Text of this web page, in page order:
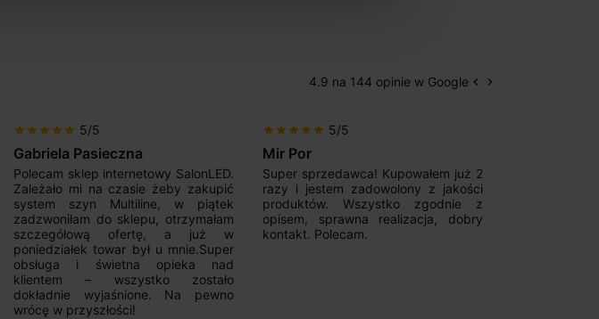
4.9 na 144 opinie w Google Poprzedni
keyboard_arrow_left Następny
keyboard_arrow_right
star star star star star 5/5
Gabriela Pasieczna
Polecam sklep internetowy SalonLED.
Zależało mi na czasie żeby zakupić
system szyn Multiline, w piątek
zadzwoniłam do sklepu, otrzymałam
szczegółową ofertę, a już w
poniedziałek towar był u mnie.Super
obsługa i świetna opieka nad
klientem – wszystko zostało
dokładnie wyjaśnione. Na pewno
wrócę w przyszłości!
star star star star star 5/5
Mir Por
Super sprzedawca! Kupowałem już 2
razy i jestem zadowolony z jakości
produktów. Wszystko zgodnie z
opisem, sprawna realizacja, dobry
kontakt. Polecam.